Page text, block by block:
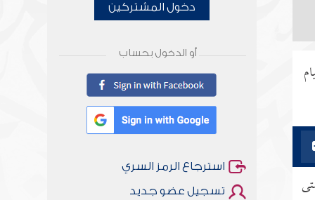
دخول المشتركين
أو الدخول بحساب
استرجاع الرمز السري
تسجيل عضو جديد